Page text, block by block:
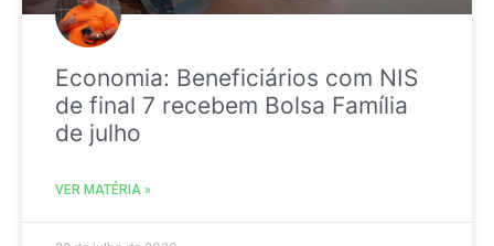
Economia: Beneficiários com NIS
de final 7 recebem Bolsa Família
de julho
VER MATÉRIA »